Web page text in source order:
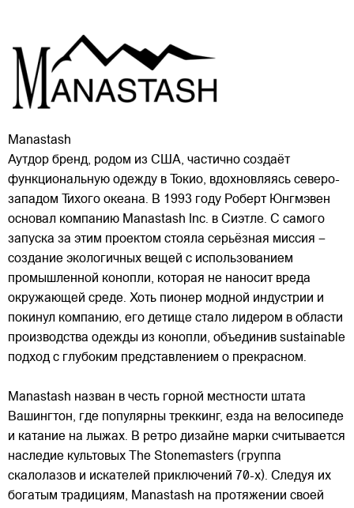
Manastash
Аутдор бренд, родом из США, частично создаёт
функциональную одежду в Токио, вдохновляясь северо-
западом Тихого океана. В 1993 году Роберт Юнгмэвен
основал компанию Manastash Inc. в Сиэтле. С самого
запуска за этим проектом стояла серьёзная миссия –
создание экологичных вещей с использованием
промышленной конопли, которая не наносит вреда
окружающей среде. Хоть пионер модной индустрии и
покинул компанию, его детище стало лидером в области
производства одежды из конопли, объединив sustainable
подход с глубоким представлением о прекрасном.
Manastash назван в честь горной местности штата
Вашингтон, где популярны треккинг, езда на велосипеде
и катание на лыжах. В ретро дизайне марки считывается
наследие культовых The Stonemasters (группа
скалолазов и искателей приключений 70-х). Следуя их
богатым традициям, Manastash на протяжении своей